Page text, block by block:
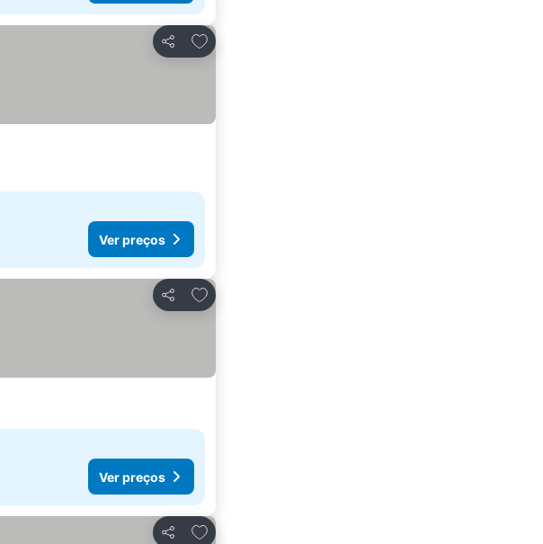
Partilhar
Adicionar aos favoritos
Ver preços
Partilhar
Adicionar aos favoritos
Ver preços
Partilhar
Adicionar aos favoritos